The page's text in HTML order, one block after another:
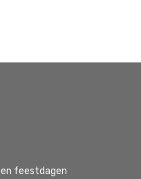
feestdagen